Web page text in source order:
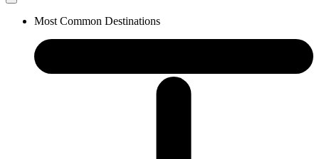
Most Common Destinations